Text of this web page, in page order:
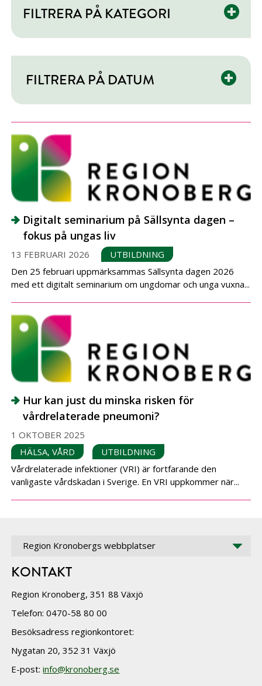
FILTRERA PÅ KATEGORI
FILTRERA PÅ DATUM
Digitalt seminarium på Sällsynta dagen –
fokus på ungas liv
13 FEBRUARI 2026
UTBILDNING
Den 25 februari uppmärksammas Sällsynta dagen 2026
med ett digitalt seminarium om ungdomar och unga vuxna...
Hur kan just du minska risken för
vårdrelaterade pneumoni?
1 OKTOBER 2025
HÄLSA, VÅRD
UTBILDNING
Vårdrelaterade infektioner (VRI) är fortfarande den
vanligaste vårdskadan i Sverige. En VRI uppkommer när...
Region Kronobergs webbplatser
KONTAKT
Region Kronoberg, 351 88 Växjö
Telefon: 0470-58 80 00
Besöksadress regionkontoret:
Nygatan 20, 352 31 Växjö
E-post:info@kronoberg.se